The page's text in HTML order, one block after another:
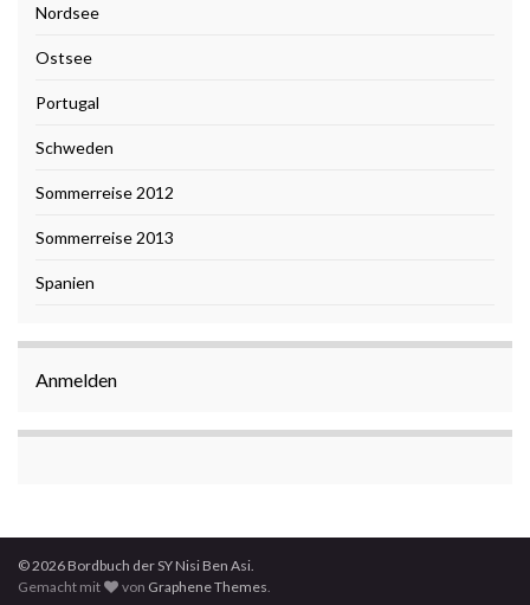
Nordsee
Ostsee
Portugal
Schweden
Sommerreise 2012
Sommerreise 2013
Spanien
Anmelden
© 2026 Bordbuch der SY Nisi Ben Asi.
Gemacht mit
von Graphene Themes